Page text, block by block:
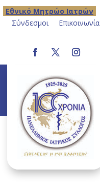
Eθνικό Μητρώο Ιατρών
Σύνδεσμοι
Επικοινωνία